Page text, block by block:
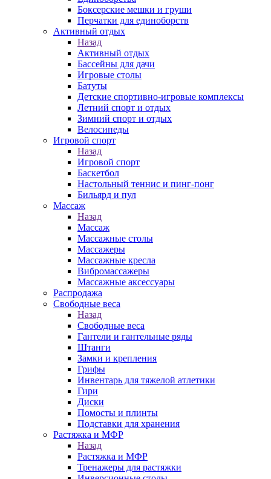
Боксерские мешки и груши
Перчатки для единоборств
Активный отдых
Назад
Активный отдых
Бассейны для дачи
Игровые столы
Батуты
Детские спортивно-игровые комплексы
Летний спорт и отдых
Зимний спорт и отдых
Велосипеды
Игровой спорт
Назад
Игровой спорт
Баскетбол
Настольный теннис и пинг-понг
Бильярд и пул
Массаж
Назад
Массаж
Массажные столы
Массажеры
Массажные кресла
Вибромассажеры
Массажные аксессуары
Распродажа
Свободные веса
Назад
Свободные веса
Гантели и гантельные ряды
Штанги
Замки и крепления
Грифы
Инвентарь для тяжелой атлетики
Гири
Диски
Помосты и плинты
Подставки для хранения
Растяжка и МФР
Назад
Растяжка и МФР
Тренажеры для растяжки